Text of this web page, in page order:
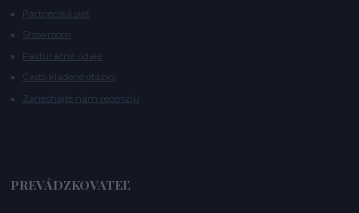
Partnerská sieť
Showroom
Faktúračné údaje
Často kladené otázky
Zanechajte nám recenziu
PREVÁDZKOVATEĽ